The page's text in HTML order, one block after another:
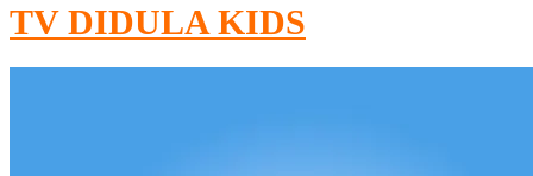
TV DIDULA KIDS